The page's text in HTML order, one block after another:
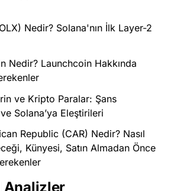
Nedir? Solana'nın İlk Layer-2
Nedir? Launchcoin Hakkında
ve Kripto Paralar: Şans
Solana’ya Eleştirileri
Republic (CAR) Nedir? Nasıl
Künyesi, Satın Almadan Önce
Analizler